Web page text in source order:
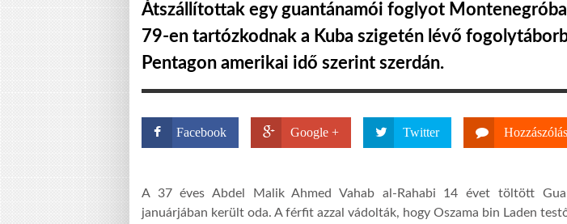
Átszállítottak egy guantánamói foglyot
79-en tartózkodnak a Kuba szigetén lévő
Pentagon amerikai idő szerint szerdán.
Facebook Google + Twitter Hozzászólás
A 37 éves Abdel Malik Ahmed Vahab al-Rahabi 14 évet töltött
januárjában került oda. A férfit azzal vádolták, hogy Oszama bin Laden